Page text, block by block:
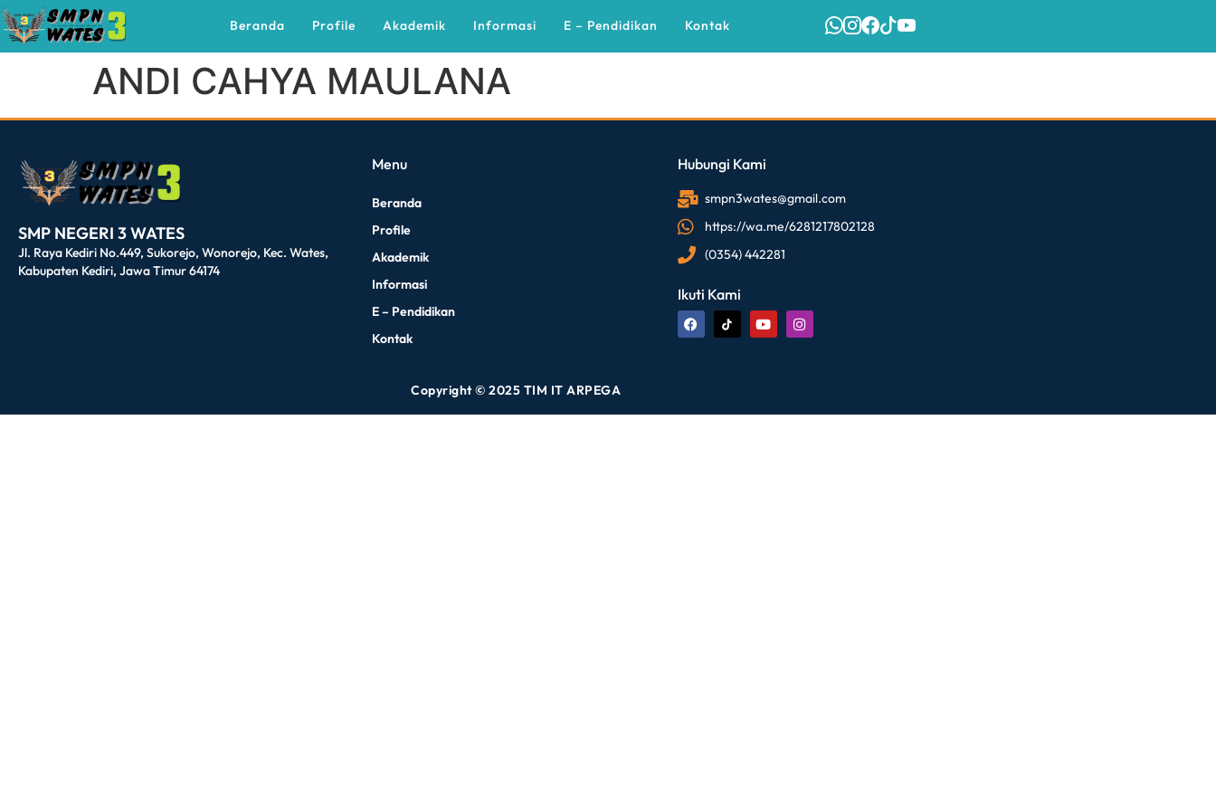
Beranda Profile Akademik Informasi E – Pendidikan Kontak
ANDI CAHYA MAULANA
SMP NEGERI 3 WATES
Jl. Raya Kediri No.449, Sukorejo, Wonorejo, Kec. Wates,
Kabupaten Kediri, Jawa Timur 64174
Menu
Beranda
Profile
Akademik
Informasi
E – Pendidikan
Kontak
Hubungi Kami
smpn3wates@gmail.com
https://wa.me/6281217802128
(0354) 442281
Ikuti Kami
Copyright © 2025 TIM IT ARPEGA